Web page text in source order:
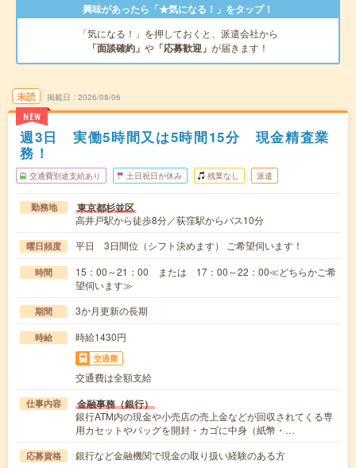
興味があったら「★気になる！」をタップ！
「気になる！」を押しておくと、派遣会社から
「面談確約」 や 「応募歓迎」 が届きます！
未読
NEW
掲載日 2026/08/06
週3日 実働5時間又は5時間15分 現金精査業
務！
交通費別途支給あり 土日祝日が休み 残業なし 派遣
勤務地 東京都杉並区
高井戸駅から徒歩8分／荻窪駅からバス10分
曜日頻度 平日 3日間位（シフト決めます） ご希望伺います！
時間
15：00～21：00 または 17：00～22：00≪どちらかご希
望伺います≫
期間 3か月更新の長期
時給 時給1430円
交通費
交通費は全額支給
仕事内容 金融事務（銀行）
銀行ATM内の現金や小売店の売上金などが回収されてくる専
用カセットやバッグを開封・カゴに中身（紙幣・…
応募資格 銀行など金融機関で現金の取り扱い経験のある方